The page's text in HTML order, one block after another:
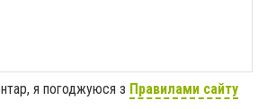
я погоджуюся з Правилами сайту